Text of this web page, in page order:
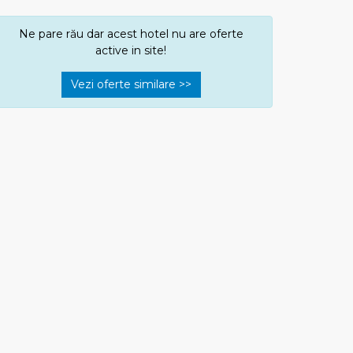
Ne pare rău dar acest hotel nu are oferte
active in site!
Vezi oferte similare >>